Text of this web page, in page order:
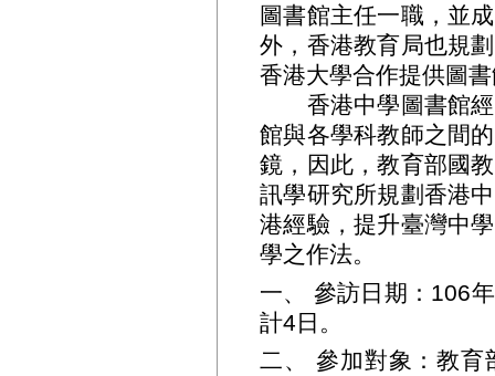
圖書館主任一職，並
外，香港教育局也規
香港大學合作提供圖
香港中學圖書館經
館與各學科教師之間
鏡，因此，教育部國
訊學研究所規劃香港
港經驗，提升臺灣中
學之作法。
一、 參訪日期：106
計4日。
二、 參加對象：教育